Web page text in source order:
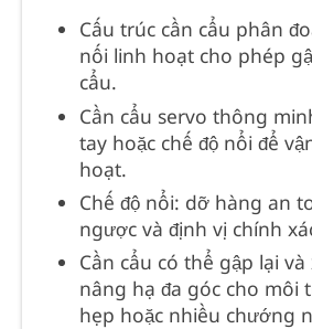
Cấu trúc cần cẩu phân
nối linh hoạt cho phép
cẩu.
Cần cẩu servo thông
tay hoặc chế độ nổi để
hoạt.
Chế độ nổi: dỡ hàng an
ngược và định vị chính
Cần cẩu có thể gập lại và
nâng hạ đa góc cho môi
hẹp hoặc nhiều chướng